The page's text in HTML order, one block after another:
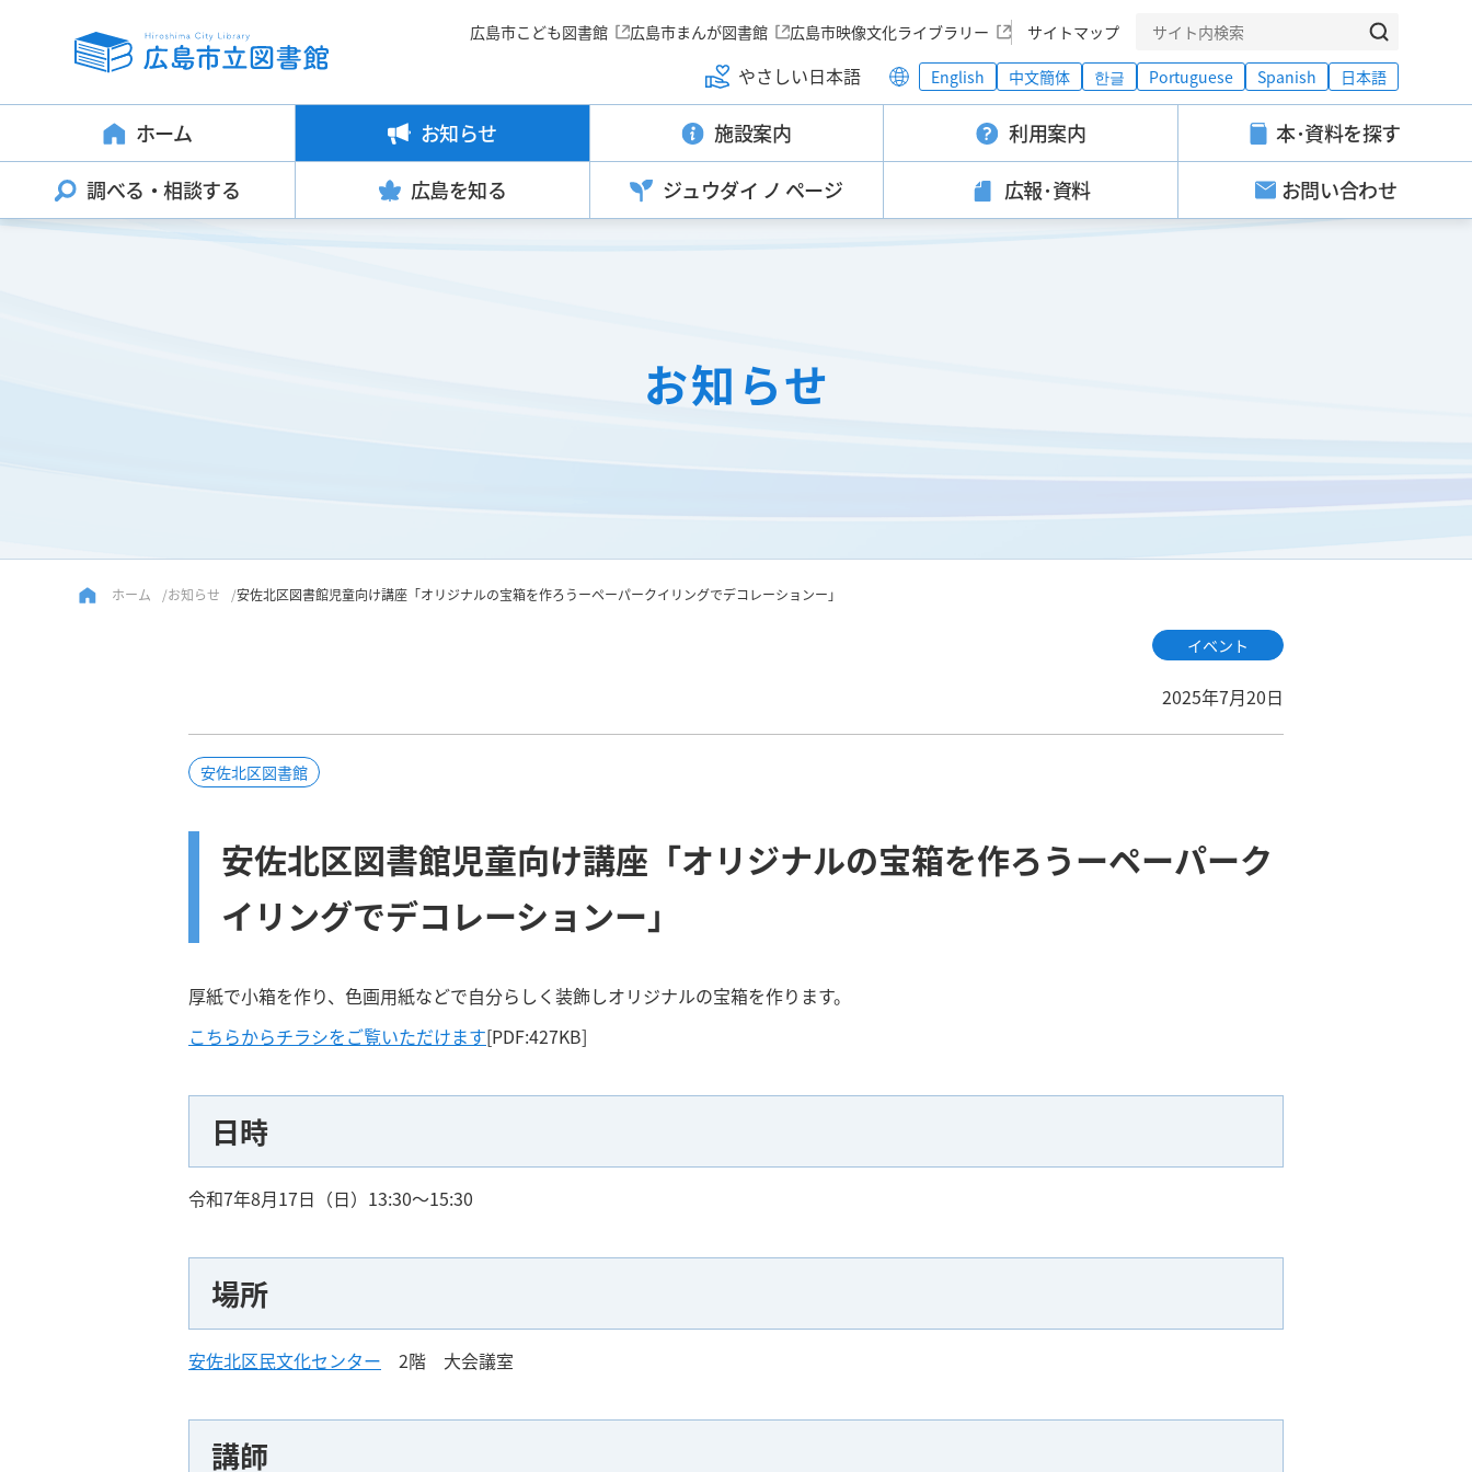
広島市こども図書館 広島市まんが図書館 広島市映像文化ライブラリー サイトマップ
やさしい日本語 English 中文簡体 한글 Portuguese Spanish 日本語
ホーム お知らせ 施設案内 利用案内
本･資料を探す
調べる・相談する 広島を知る ジュウダイ ノ ページ 広報･資料 お問い合わせ
お知らせ
ホーム お知らせ 安佐北区図書館児童向け講座「オリジナルの宝箱を作ろうーペーパークイリングでデコレーションー」
イベント
2025年7月20日
安佐北区図書館
安佐北区図書館児童向け講座「オリジナルの宝箱を作ろうーペーパーク
イリングでデコレーションー」
厚紙で小箱を作り、色画用紙などで自分らしく装飾しオリジナルの宝箱を作ります。
こちらからチラシをご覧いただけます[PDF:427KB]
日時
令和7年8月17日（日）13:30～15:30
場所
安佐北区民文化センター 2階 大会議室
講師